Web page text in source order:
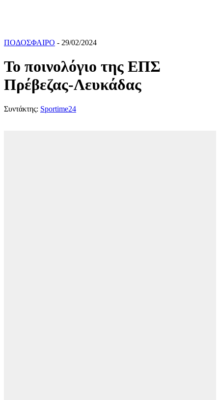
ΠΟΔΟΣΦΑΙΡΟ - 29/02/2024
Το ποινολόγιο της ΕΠΣ
Πρέβεζας-Λευκάδας
Συντάκτης: Sportime24